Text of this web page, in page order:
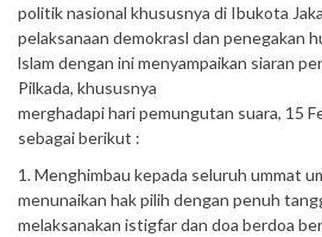
politik nasional khususnya di Ibukota
pelaksanaan demokrasl dan penegakan
lslam dengan ini menyampaikan siaran
Pilkada, khususnya
merghadapi hari pemungutan suara, 15
sebagai berikut :
1. Menghimbau kepada seluruh ummat
menunaikan hak pilih dengan penuh
melaksanakan istigfar dan doa berdoa